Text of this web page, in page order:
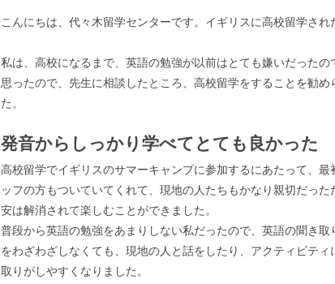
こんにちは、代々木留学センターです。イギリスに高校留学され
私は、高校になるまで、英語の勉強が以前はとても嫌いだった
思ったので、先生に相談したところ、高校留学をすることを勧
た。
発音からしっかり学べてとても良かった
高校留学でイギリスのサマーキャンプに参加するにあたって、
ッフの方もついていてくれて、現地の人たちもかなり親切だっ
安は解消されて楽しむことができました。
普段から英語の勉強をあまりしない私だったので、英語の聞き
をわざわざしなくても、現地の人と話をしたり、アクティビテ
取りがしやすくなりました。